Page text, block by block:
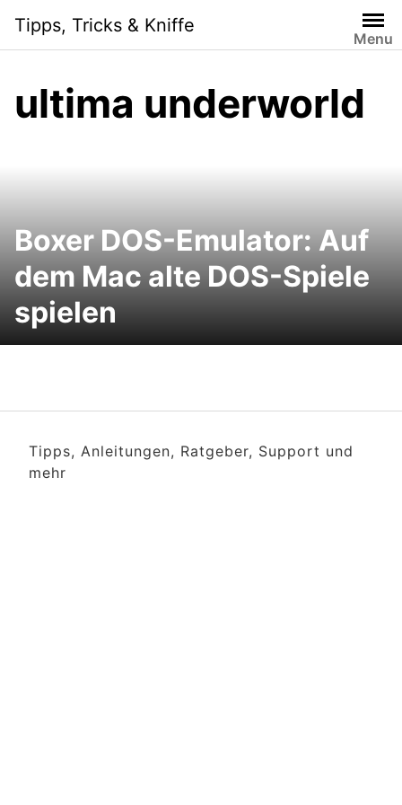
content
Tipps, Tricks & Kniffe
Menu
ultima underworld
Boxer DOS-Emulator: Auf
dem Mac alte DOS-Spiele
spielen
Tipps, Anleitungen, Ratgeber, Support und
mehr